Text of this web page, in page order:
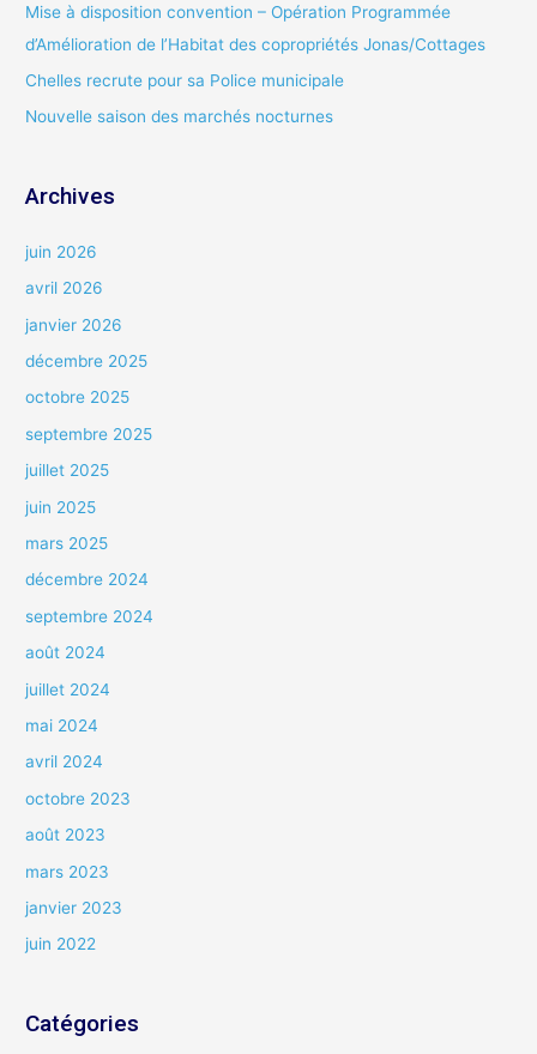
h
e
r
Mise à disposition convention – Opération Programmée
d’Amélioration de l’Habitat des copropriétés Jonas/Cottages
Chelles recrute pour sa Police municipale
Nouvelle saison des marchés nocturnes
Archives
juin 2026
avril 2026
janvier 2026
décembre 2025
octobre 2025
septembre 2025
juillet 2025
juin 2025
mars 2025
décembre 2024
septembre 2024
août 2024
juillet 2024
mai 2024
avril 2024
octobre 2023
août 2023
mars 2023
janvier 2023
juin 2022
Catégories